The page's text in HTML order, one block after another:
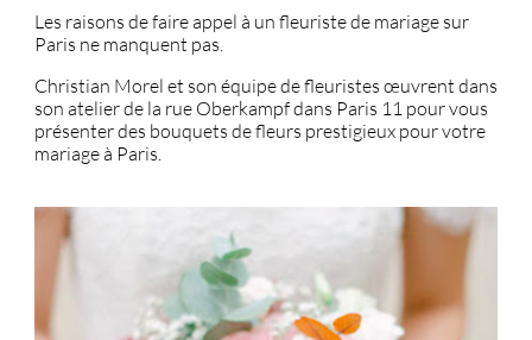
Les raisons de faire appel à un fleuriste de mariage sur
Paris ne manquent pas.
Christian Morel et son équipe de fleuristes œuvrent dans
son atelier de la rue Oberkampf dans Paris 11 pour vous
présenter des bouquets de fleurs prestigieux pour votre
mariage à Paris.